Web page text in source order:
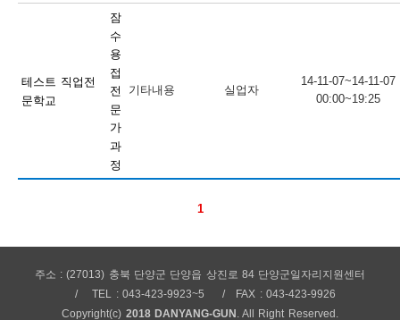
테스트 직업전
문학교
잠
수
용
접
전
문
가
과
정
기타내용 실업자
14-11-07~14-11-07
00:00~19:25
1
훈
련
주소 : (27013) 충북 단양군 단양읍 상진로 84 단양군일자리지원센터
TEL : 043-423-9923~5
FAX : 043-423-9926
Copyright(c) 2018 DANYANG-GUN . All Right Reserved.